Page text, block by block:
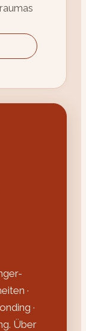
·
·
Über